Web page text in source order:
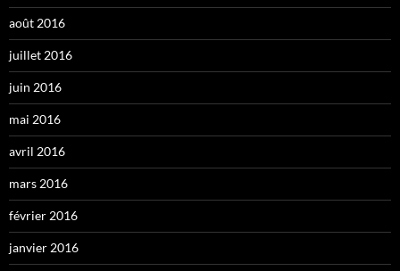
août 2016
juillet 2016
juin 2016
mai 2016
avril 2016
mars 2016
février 2016
janvier 2016